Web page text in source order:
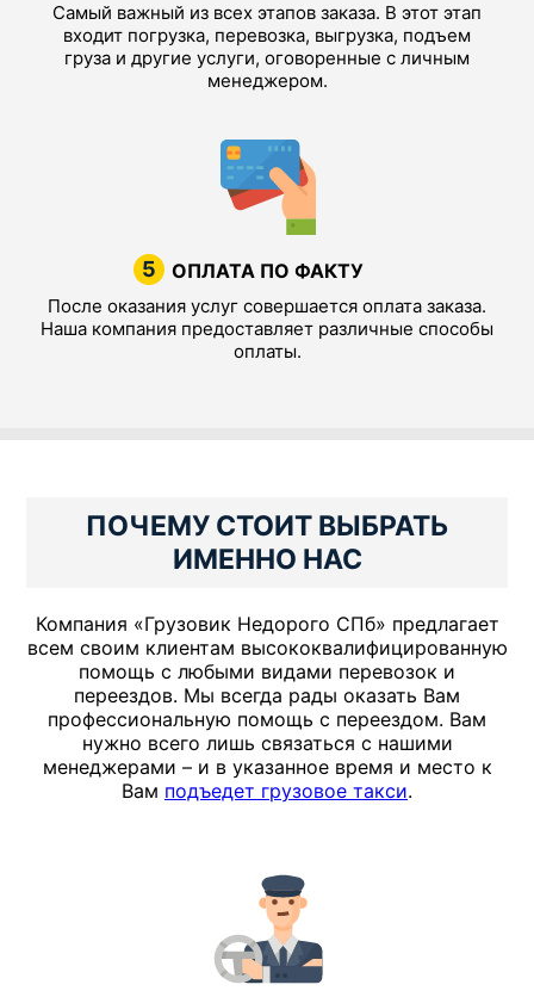
Самый важный из всех этапов заказа. В этот этап
входит погрузка, перевозка, выгрузка, подъем
груза и другие услуги, оговоренные с личным
менеджером.
5 ОПЛАТА ПО ФАКТУ
После оказания услуг совершается оплата заказа.
Наша компания предоставляет различные способы
оплаты.
ПОЧЕМУ СТОИТ ВЫБРАТЬ
ИМЕННО НАС
Компания «Грузовик Недорого СПб» предлагает
всем своим клиентам высококвалифицированную
помощь с любыми видами перевозок и
переездов. Мы всегда рады оказать Вам
профессиональную помощь с переездом. Вам
нужно всего лишь связаться с нашими
менеджерами – и в указанное время и место к
Вам подъедет грузовое такси.